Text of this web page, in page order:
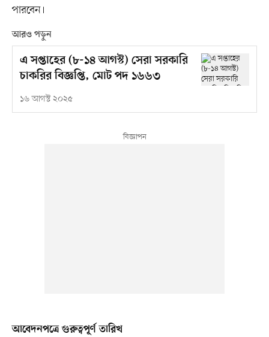
পারবেন।
আরও পড়ুন
এ সপ্তাহের (৮-১৪ আগস্ট) সেরা সরকারি
চাকরির বিজ্ঞপ্তি, মোট পদ ১৬৬৩
১৬ আগস্ট ২০২৫
আবেদনপত্রে গুরুত্বপূর্ণ তারিখ